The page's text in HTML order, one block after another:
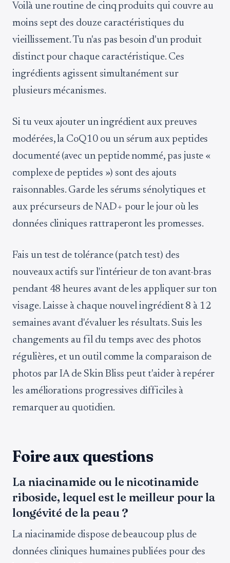
Voilà une routine de cinq produits qui couvre au
moins sept des douze caractéristiques du
vieillissement. Tu n'as pas besoin d'un produit
distinct pour chaque caractéristique. Ces
ingrédients agissent simultanément sur
plusieurs mécanismes.
Si tu veux ajouter un ingrédient aux preuves
modérées, la CoQ10 ou un sérum aux peptides
documenté (avec un peptide nommé, pas juste «
complexe de peptides ») sont des ajouts
raisonnables. Garde les sérums sénolytiques et
aux précurseurs de NAD+ pour le jour où les
données cliniques rattraperont les promesses.
Fais un test de tolérance (patch test) des
nouveaux actifs sur l'intérieur de ton avant-bras
pendant 48 heures avant de les appliquer sur ton
visage. Laisse à chaque nouvel ingrédient 8 à 12
semaines avant d'évaluer les résultats. Suis les
changements au fil du temps avec des photos
régulières, et un outil comme la comparaison de
photos par IA de Skin Bliss peut t'aider à repérer
les améliorations progressives difficiles à
remarquer au quotidien.
Foire aux questions
La niacinamide ou le nicotinamide
riboside, lequel est le meilleur pour la
longévité de la peau ?
La niacinamide dispose de beaucoup plus de
données cliniques humaines publiées pour des